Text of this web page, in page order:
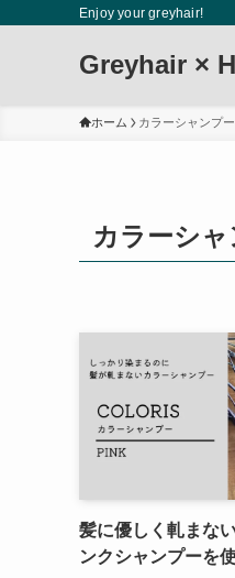
Enjoy your greyhair!
Greyhair ×
ホーム カラーシャンプー
カラーシ
髪に優しく軋まな
ンクシャンプーを